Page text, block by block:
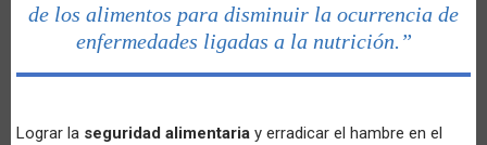
de los alimentos para disminuir la ocurrencia de
enfermedades ligadas a la nutrición.”
Lograr la seguridad alimentaria y erradicar el hambre en el